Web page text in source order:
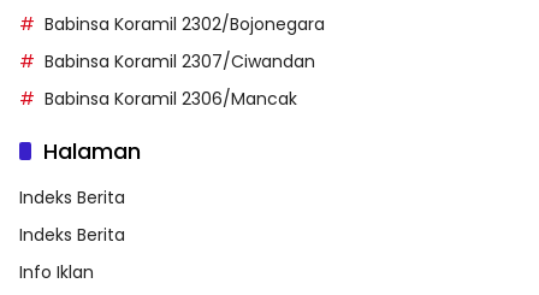
Babinsa Koramil 2302/Bojonegara
Babinsa Koramil 2307/Ciwandan
Babinsa Koramil 2306/Mancak
Halaman
Indeks Berita
Indeks Berita
Info Iklan